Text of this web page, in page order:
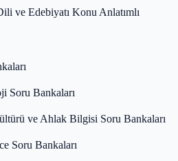
ve Edebiyatı Konu Anlatımlı
Soru Bankaları
ve Ahlak Bilgisi Soru Bankaları
Soru Bankaları